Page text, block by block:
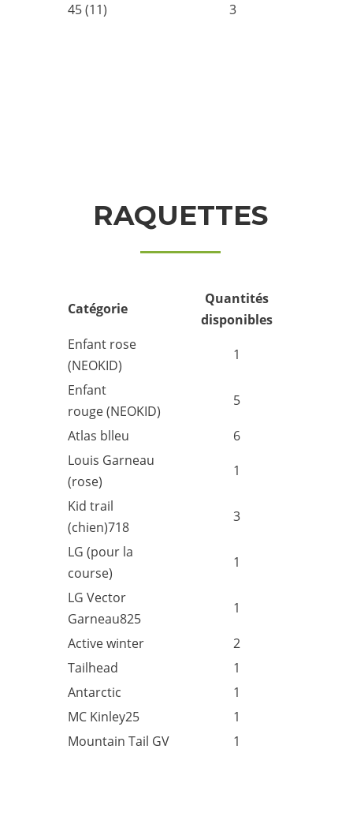
45 (11)
3
RAQUETTES
Catégorie
Quantités
disponibles
Enfant rose
(NEOKID)
1
Enfant
rouge (NEOKID)
5
Atlas blleu
6
Louis Garneau
(rose)
1
Kid trail
(chien)718
3
LG (pour la
course)
1
LG Vector
Garneau825
1
Active winter
2
Tailhead
1
Antarctic
1
MC Kinley25
1
Mountain Tail GV
1